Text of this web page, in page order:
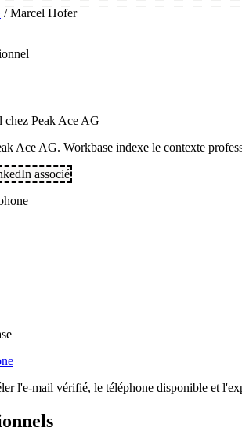
/ Marcel Hofer
chez Peak Ace AG
Ace AG. Workbase indexe le contexte
associé
l'e-mail vérifié, le téléphone disponible et